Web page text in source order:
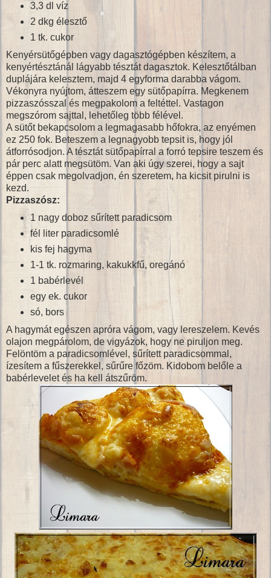
3,3 dl víz
2 dkg élesztő
1 tk. cukor
Kenyérsütőgépben vagy dagasztógépben készítem, a
kenyértésztánál lágyabb tésztát dagasztok. Kelesztőtálban
duplájára kelesztem, majd 4 egyforma darabba vágom.
Vékonyra nyújtom, átteszem egy sütőpapírra. Megkenem
pizzaszósszal és megpakolom a feltéttel. Vastagon
megszórom sajttal, lehetőleg több félével.
A sütőt bekapcsolom a legmagasabb hőfokra, az enyémen
ez 250 fok. Beteszem a legnagyobb tepsit is, hogy jól
átforrósodjon. A tésztát sütőpapírral a forró tepsire teszem és
pár perc alatt megsütöm. Van aki úgy szerei, hogy a sajt
éppen csak megolvadjon, én szeretem, ha kicsit pirulni is
kezd.
Pizzaszósz:
1 nagy doboz sűrített paradicsom
fél liter paradicsomlé
kis fej hagyma
1-1 tk. rozmaring, kakukkfű, oregánó
1 babérlevél
egy ek. cukor
só, bors
A hagymát egészen apróra vágom, vagy lereszelem. Kevés
olajon megpárolom, de vigyázok, hogy ne piruljon meg.
Felöntöm a paradicsomlével, sűrített paradicsommal,
ízesítem a fűszerekkel, sűrűre főzöm. Kidobom belőle a
babérlevelet és ha kell átszűröm.